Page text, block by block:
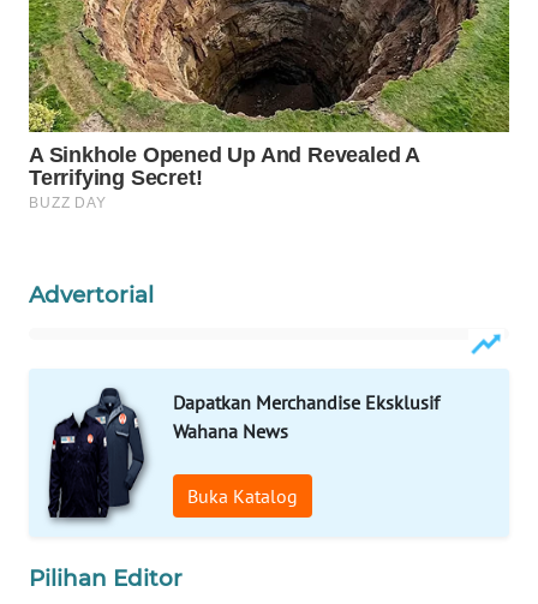
Advertorial
Dapatkan Merchandise Eksklusif
Wahana News
Buka Katalog
Pilihan Editor
WN
LABUANBAJO
WN
BORNEO
WAHANA
TANI
WAHANA
ADVOKAT
WAHANA